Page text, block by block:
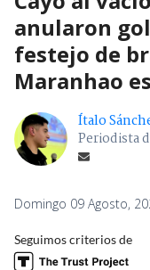
anularon
festejo de
Maranhao
Ítalo
Periodista
Domingo 09 Agosto,
Seguimos criterios de